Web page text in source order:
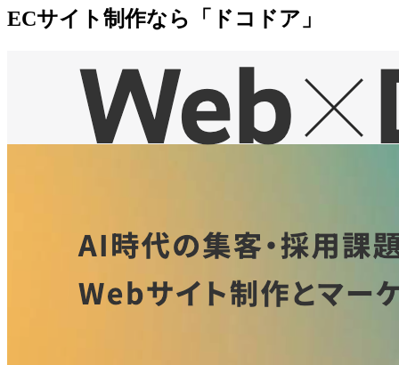
ECサイト制作なら「ドコドア」